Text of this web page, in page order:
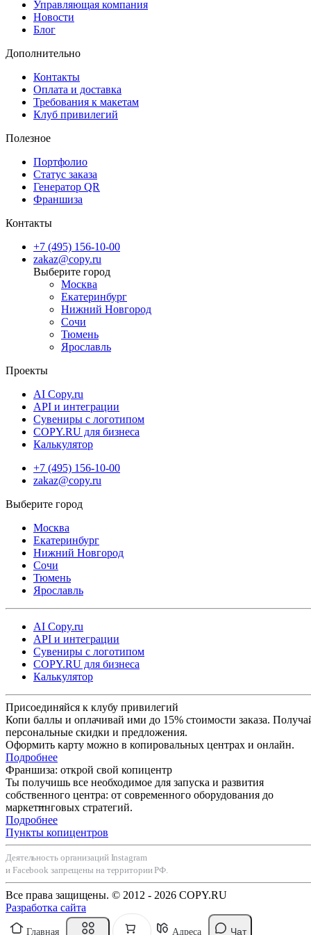
служили дольше.
Управляющая компания
Новости
Блог
Дополнительно
Контакты
Оплата и доставка
Требования к макетам
Клуб привилегий
Полезное
Портфолио
Статус заказа
Генератор QR
Франшиза
Контакты
+7 (495) 156-10-00
zakaz@copy.ru
Москва
Екатеринбург
Нижний Новгород
Сочи
Тюмень
Ярославль
Проекты
AI Copy.ru
API и интеграции
Сувениры с логотипом
COPY.RU для бизнеса
Калькулятор
+7 (495) 156-10-00
zakaz@copy.ru
Москва
Екатеринбург
Нижний Новгород
Сочи
Тюмень
Ярославль
AI Copy.ru
API и интеграции
Сувениры с логотипом
COPY.RU для бизнеса
Калькулятор
Присоединяйся к клубу привилегий
Копи баллы и оплачивай ими до 15% стоимости заказа.
персональные скидки и предложения.
Оформить карту можно в копировальных центрах и онлайн.
Подробнее
Франшиза: открой свой копицентр
Ты получишь все необходимое для запуска и развития
собственного центра: от современного оборудования до
маркетинговых стратегий.
Подробнее
Пункты копицентров
Деятельность организаций Instagram
и Facebook запрещены на территории РФ.
Все права защищены. © 2012 - 2026 COPY.RU
Разработка сайта
Главная Адреса Чат